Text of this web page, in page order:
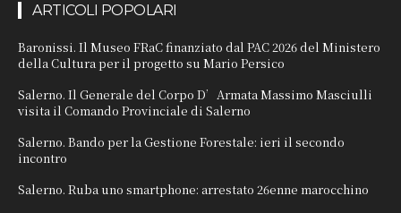
ARTICOLI POPOLARI
Baronissi. Il Museo FRaC finanziato dal PAC 2026 del Ministero
della Cultura per il progetto su Mario Persico
Salerno. Il Generale del Corpo D’Armata Massimo Masciulli
visita il Comando Provinciale di Salerno
Salerno. Bando per la Gestione Forestale: ieri il secondo
incontro
Salerno. Ruba uno smartphone: arrestato 26enne marocchino